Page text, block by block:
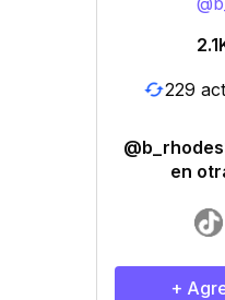
229
en
+